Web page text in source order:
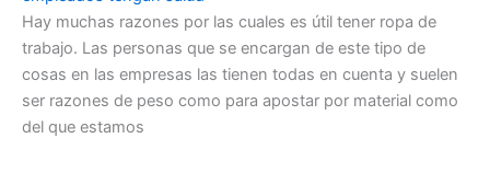
Hay muchas razones por las cuales es útil tener ropa de
trabajo. Las personas que se encargan de este tipo de
cosas en las empresas las tienen todas en cuenta y suelen
ser razones de peso como para apostar por material como
del que estamos